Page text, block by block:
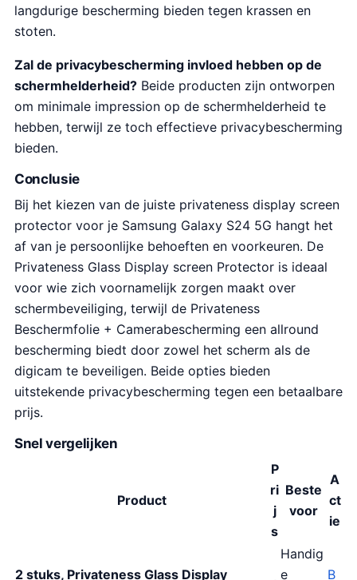
langdurige bescherming bieden tegen krassen en
stoten.
Zal de privacybescherming invloed hebben op de
schermhelderheid? Beide producten zijn ontworpen
om minimale impression op de schermhelderheid te
hebben, terwijl ze toch effectieve privacybescherming
bieden.
Conclusie
Bij het kiezen van de juiste privateness display screen
protector voor je Samsung Galaxy S24 5G hangt het
af van je persoonlijke behoeften en voorkeuren. De
Privateness Glass Display screen Protector is ideaal
voor wie zich voornamelijk zorgen maakt over
schermbeveiliging, terwijl de Privateness
Beschermfolie + Camerabescherming een allround
bescherming biedt door zowel het scherm als de
digicam te beveiligen. Beide opties bieden
uitstekende privacybescherming tegen een betaalbare
prijs.
Snel vergelijken
Product
P
ri
j
s
Beste
voor
A
ct
ie
2 stuks, Privateness Glass Display
Handig
e
B